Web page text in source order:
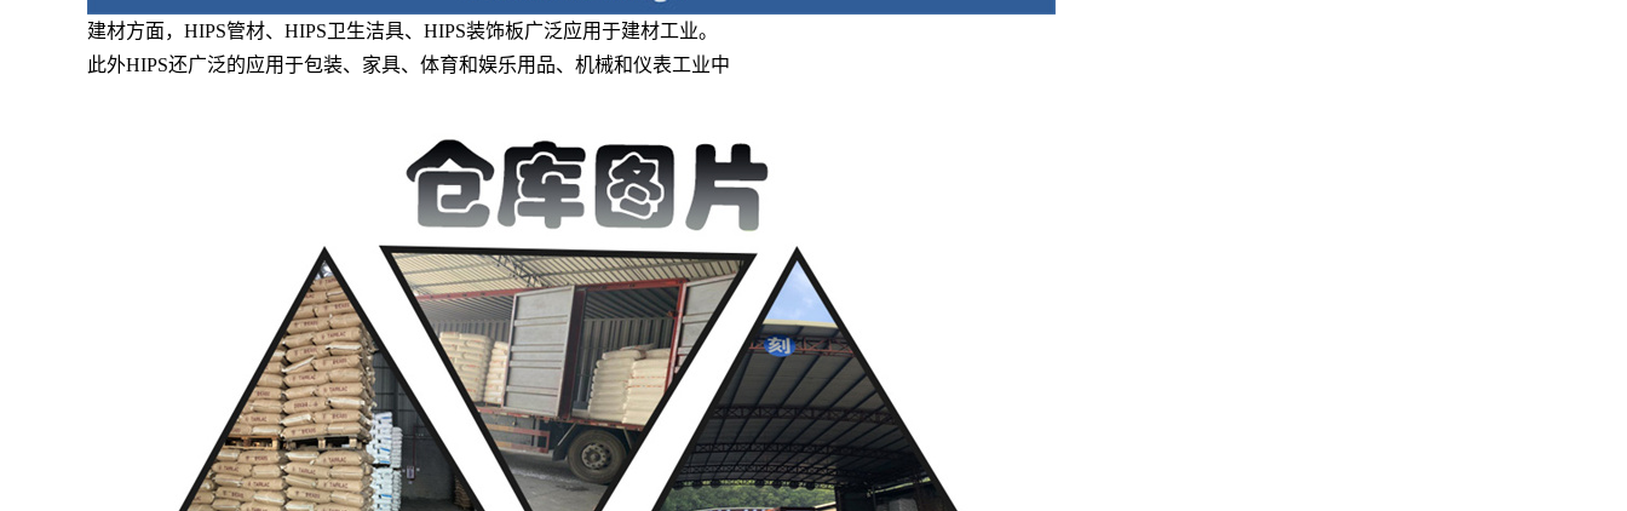
建材方面，HIPS管材、HIPS卫生洁具、HIPS装饰板广泛应用于建材工业。
此外HIPS还广泛的应用于包装、家具、体育和娱乐用品、机械和仪表工业中